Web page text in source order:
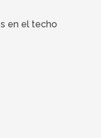
en el techo